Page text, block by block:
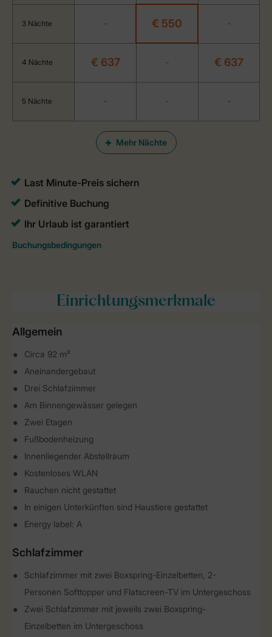
Mehr Nächte
3 Nächte - € 550 -
4 Nächte € 637 - € 637
5 Nächte - - -
Einrichtungsmerkmale
Allgemein
Circa 92 m²
Aneinandergebaut
Drei Schlafzimmer
Am Binnengewässer gelegen
Zwei Etagen
Fußbodenheizung
Innenliegender Abstellraum
Kostenloses WLAN
Rauchen nicht gestattet
In einigen Unterkünften sind Haustiere gestattet
Energy label: A
Schlafzimmer
Schlafzimmer mit zwei Boxspring-Einzelbetten, 2-
Personen Softtopper und Flatscreen-TV im Untergeschoss
Zwei Schlafzimmer mit jeweils zwei Boxspring-
Einzelbetten im Untergeschoss